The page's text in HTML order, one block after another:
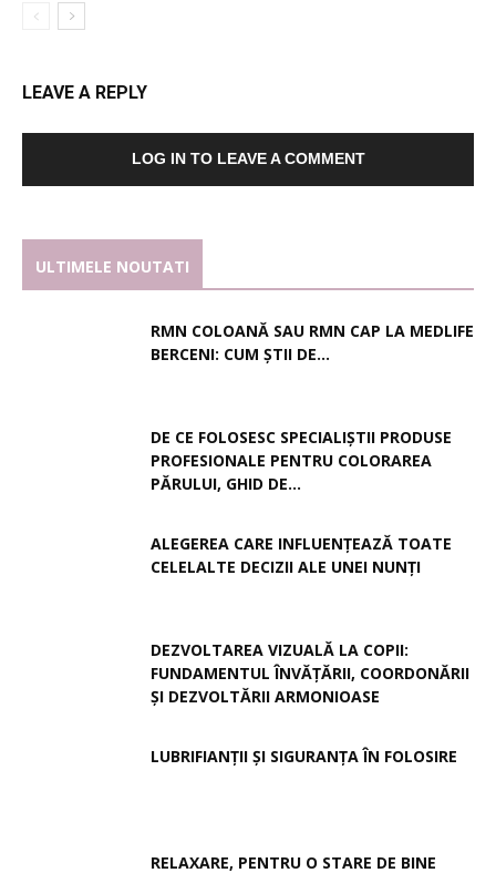
LEAVE A REPLY
LOG IN TO LEAVE A COMMENT
ULTIMELE NOUTATI
RMN COLOANĂ SAU RMN CAP LA MEDLIFE
BERCENI: CUM ȘTII DE...
DE CE FOLOSESC SPECIALIȘTII PRODUSE
PROFESIONALE PENTRU COLORAREA
PĂRULUI, GHID DE...
ALEGEREA CARE INFLUENȚEAZĂ TOATE
CELELALTE DECIZII ALE UNEI NUNȚI
DEZVOLTAREA VIZUALĂ LA COPII:
FUNDAMENTUL ÎNVĂȚĂRII, COORDONĂRII
ȘI DEZVOLTĂRII ARMONIOASE
LUBRIFIANȚII ȘI SIGURANȚA ÎN FOLOSIRE
RELAXARE, PENTRU O STARE DE BINE